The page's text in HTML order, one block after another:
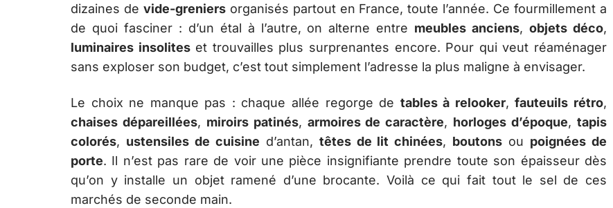
dizaines de vide-greniersorganisés partout en France, toute l’année. Ce fourmillement a
de quoi fasciner : d’un étal à l’autre, on alterne entre meubles anciens,objets déco,
luminaires insoliteset trouvailles plus surprenantes encore. Pour qui veut réaménager
sans exploser son budget, c’est tout simplement l’adresse la plus maligne à envisager.
Le choix ne manque pas : chaque allée regorge de tables à relooker,fauteuils rétro,
chaises dépareillées, miroirs patinés, armoires de caractère, horloges d’époque,tapis
colorés, ustensiles de cuisine d’antan, têtes de lit chinées, boutons ou poignées de
porte. Il n’est pas rare de voir une pièce insignifiante prendre toute son épaisseur dès
qu’on y installe un objet ramené d’une brocante. Voilà ce qui fait tout le sel de ces
marchés de seconde main.